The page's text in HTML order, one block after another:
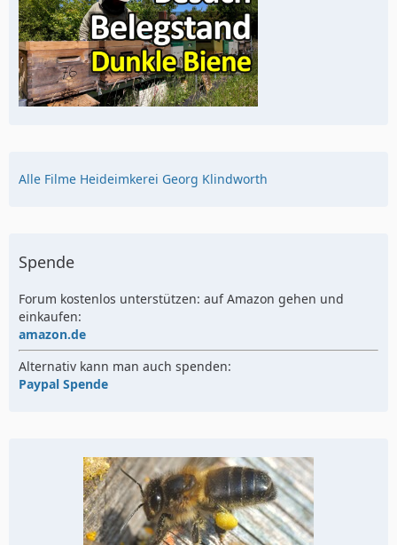
Alle Filme Heideimkerei Georg Klindworth
Spende
Forum kostenlos unterstützen: auf Amazon gehen und
einkaufen:
amazon.de
Alternativ kann man auch spenden:
Paypal Spende